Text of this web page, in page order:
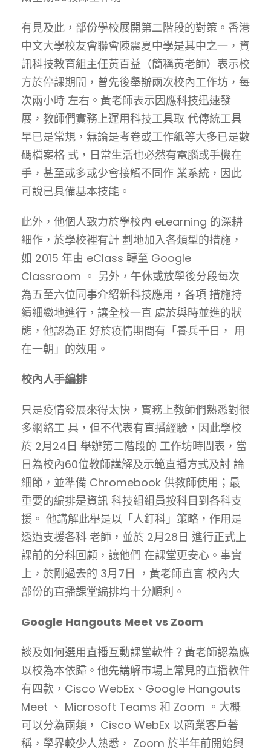
有見及此，部份學校展開第二階段的對策。香港
中文大學校友會聯會陳震夏中學是其中之一，資
訊科技教育組主任黃百益（簡稱黃老師）表示校
方於停課期間，曾先後舉辦兩次校內工作坊，每
次兩小時 左右。黃老師表示因應科技迅速發
展，教師們實務上運用科技工具取 代傳統工具
早已是常規，無論是考卷或工作紙等大多已是數
碼檔案格 式，日常生活也必然有電腦或手機在
手，甚至或多或少會接觸不同作 業系統，因此
可說已具備基本技能。
此外，他個人致力於學校內 eLearning 的深耕
細作，於學校裡有計 劃地加入各類型的措施，
如 2015 年由 eClass 轉至 Google
Classroom 。 另外，午休或放學後分段每次
為五至六位同事介紹新科技應用，各項 措施持
續細緻地進行，讓全校一直 處於與時並進的狀
態，他認為正 好於疫情期間有「養兵千日， 用
在一朝」的效用。
校內人手編排
只是疫情發展來得太快，實務上教師們熟悉對很
多網絡工 具，但不代表有直播經驗，因此學校
於 2月24日 舉辦第二階段的 工作坊時間表，當
日為校內60位教師講解及示範直播方式及討 論
細節，並準備 Chromebook 供教師使用；最
重要的編排是資訊 科技組組員按科目到各科支
援。 他講解此舉是以「人釘科」策略，作用是
透過支援各科 老師，並於 2月28日 進行正式上
課前的分科回顧，讓他們 在課堂更安心。事實
上，於剛過去的 3月7日 ，黃老師直言 校內大
部份的直播課堂編排均十分順利。
Google Hangouts Meet vs Zoom
談及如何選用直播互動課堂軟件？黃老師認為應
以校為本依歸。他先講解巿場上常見的直播軟件
有四款，Cisco WebEx、Google Hangouts
Meet 、 Microsoft Teams 和 Zoom 。大概
可以分為兩類， Cisco WebEx 以商業客戶著
稱，學界較少人熟悉， Zoom 於半年前開始興